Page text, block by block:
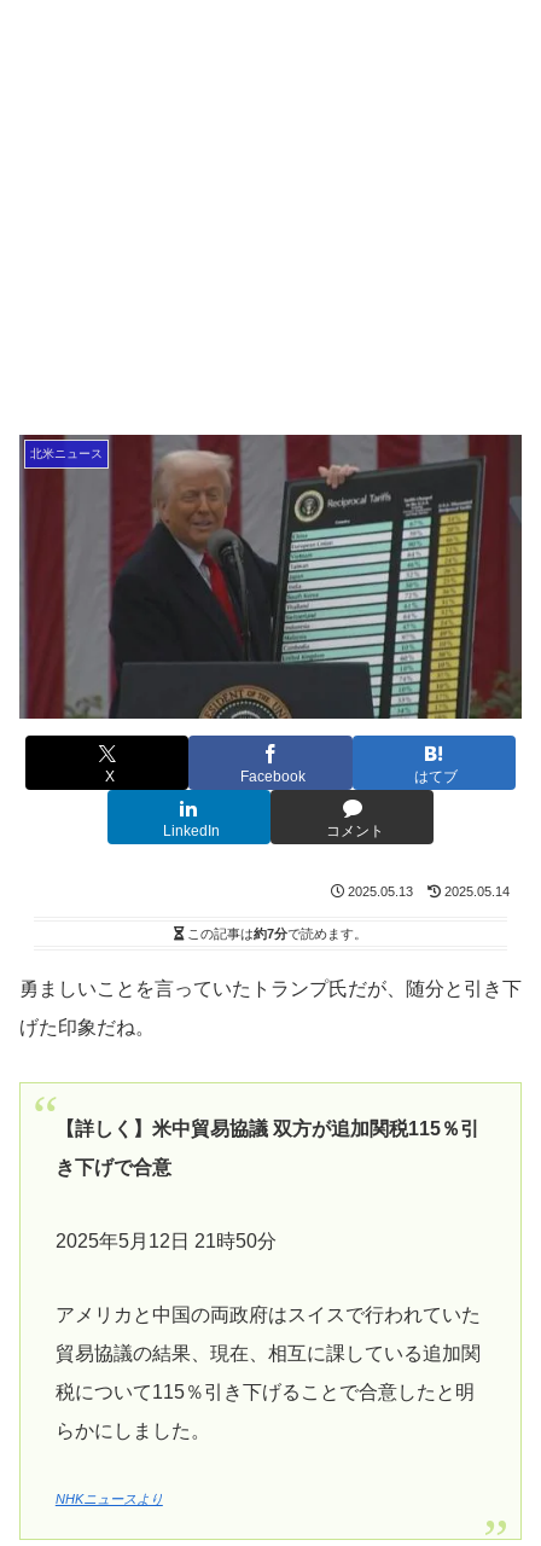
北米ニュース
X Facebook はてブ
LinkedIn コメント
2025.05.13 2025.05.14
この記事は約7分で読めます。
勇ましいことを言っていたトランプ氏だが、随分と引き下
げた印象だね。
【詳しく】米中貿易協議 双方が追加関税115％引
き下げで合意
2025年5月12日 21時50分
アメリカと中国の両政府はスイスで行われていた
貿易協議の結果、現在、相互に課している追加関
税について115％引き下げることで合意したと明
らかにしました。
NHKニュースより